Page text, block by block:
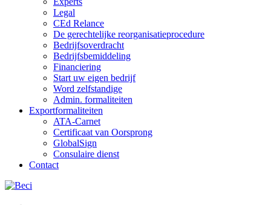
Legal
CEd Relance
De gerechtelijke reorganisatieprocedure
Bedrijfsoverdracht
Bedrijfsbemiddeling
Financiering
Start uw eigen bedrijf
Word zelfstandige
Admin. formaliteiten
Exportformaliteiten
ATA-Carnet
Certificaat van Oorsprong
GlobalSign
Consulaire dienst
Contact